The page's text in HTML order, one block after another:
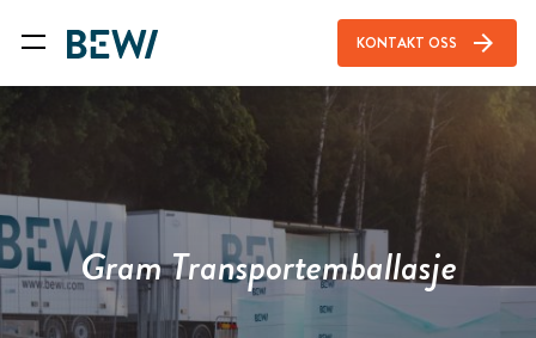
KONTAKT OSS arrow_forward
Gram Transportemballasje